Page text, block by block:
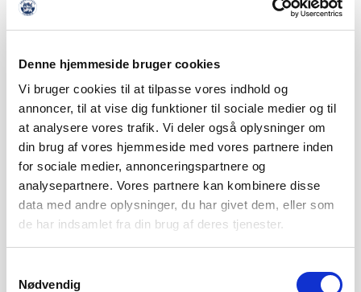
Denne hjemmeside bruger cookies
Vi bruger cookies til at tilpasse vores indhold og
annoncer, til at vise dig funktioner til sociale medier og til
at analysere vores trafik. Vi deler også oplysninger om
din brug af vores hjemmeside med vores partnere inden
for sociale medier, annonceringspartnere og
analysepartnere. Vores partnere kan kombinere disse
data med andre oplysninger, du har givet dem, eller som
de har indsamlet fra din brug af deres tjenester.
Nødvendig
SØNDERJYSKE FODBOLD HENTER
ISLANDSK LANDSHOLDSSPILLER TIL
MIDTERFORSVARET
8. AUGUST 2026
Sønderjyske Fodbold styrker det centrale forsvar med
tilgangen af den islandske landsholdsspiller Brynjar Ingi
Bjarnason,
LÆS MERE